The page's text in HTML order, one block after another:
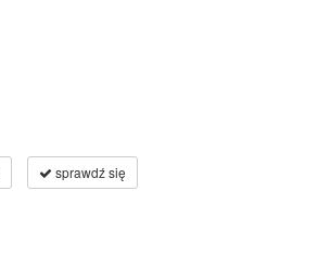
sprawdź się